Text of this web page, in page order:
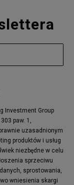
Investment Group
paw. 1,
uzasadnionym
produktów i usług
niezbędne w celu
sprzeciwu
sprostowania,
wniesienia skargi